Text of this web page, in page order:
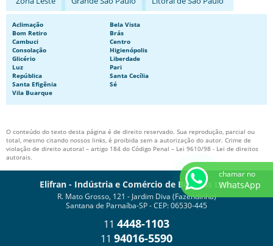
BOMBAS NORMALIZADAS
BOMBAS PARA CAMINHÃO TANQUE DE COMBUSTÍVEL
BOMBAS PARA TRANSPORTES DE ASFALTO
BOMBAS PARA TRANSPORTES DE COMBUSTÍVEL
COMPRAR BOMBA CENTRÍFUGA
COMPRAR BOMBA DE ENGRENAGEM
MOTOBOMBA DE ENGRENAGEM
Aclimação
Bela Vista
Bom Retiro
Brás
Cambuci
Centro
Consolação
Higienópolis
Glicério
Liberdade
Luz
Pari
República
Santa Cecília
Santa Efigênia
Sé
Vila Buarque
O conteúdo do texto desta página é de direito reservado. Sua reprodução, parcial ou
total, mesmo citando nossos links, é proibida sem a autorização do autor. Crime de
violação de direito autoral – artigo 184 do Código Penal – Lei 9610/98 - Lei de direitos
autorais.
Elifran - Indústria e Comércio de Bombas Ltda
R. Mato Grosso, 121 - Jardim Diva (Fazendinha)
Santana de Parnaíba-SP - CEP: 06530-445
11 4448-1103
11 94016-5590
chamar no
WhatsApp